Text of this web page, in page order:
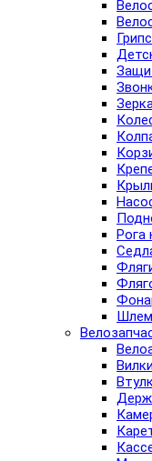
Рога
Вилки